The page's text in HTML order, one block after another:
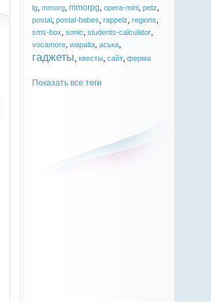
lg ,mmorg ,mmorpg ,opera-mini ,petz
postal ,postal-babes ,rappelz ,regions
sms-box ,sonic ,students-calculator
vocamore ,wapalta ,аська
гаджеты ,квесты ,сайт ,ферма
Показать все теги